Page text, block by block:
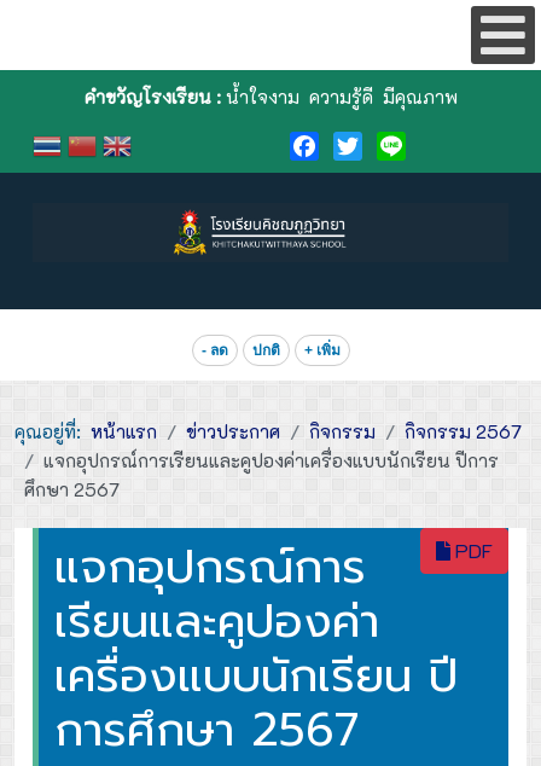
คำขวัญโรงเรียน :น้ำใจงาม ความรู้ดี มีคุณภาพ
Facebook
TwitterLine
- ลด ปกติ + เพิ่ม
คุณอยู่ที่: หน้าแรก ข่าวประกาศ กิจกรรม
กิจกรรม 2567
แจกอุปกรณ์การเรียนและคูปองค่าเครื่องแบบนักเรียน ปีการ
ศึกษา 2567
PDF
แจกอุปกรณ์การ
เรียนและคูปองค่า
เครื่องแบบนักเรียน ปี
การศึกษา 2567